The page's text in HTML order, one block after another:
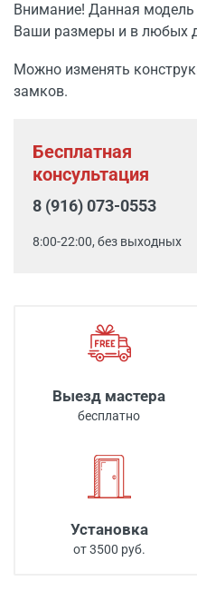
Внимание! Данная модель
Ваши размеры и в любых
Можно изменять
замков.
Бесплатная
консультация
8 (916) 073-0553
8:00-22:00, без выходных
Выезд мастера
бесплатно
Установка
от 3500 руб.